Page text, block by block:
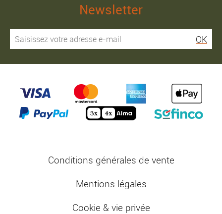
Newsletter
OK
Conditions générales de vente
Mentions légales
Cookie & vie privée